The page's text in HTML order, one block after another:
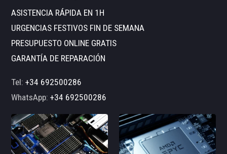
ASISTENCIA RÁPIDA EN 1H
URGENCIAS FESTIVOS FIN DE SEMANA
PRESUPUESTO ONLINE GRATIS
GARANTÍA DE REPARACIÓN
Tel:+34 692500286
WhatsApp:+34 692500286